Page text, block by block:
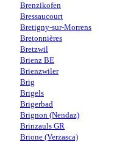
Brenzikofen
Bressaucourt
Bretigny-sur-Morrens
Bretonnières
Bretzwil
Brienz BE
Brienzwiler
Brig
Brigels
Brigerbad
Brignon (Nendaz)
Brinzauls GR
Brione (Verzasca)